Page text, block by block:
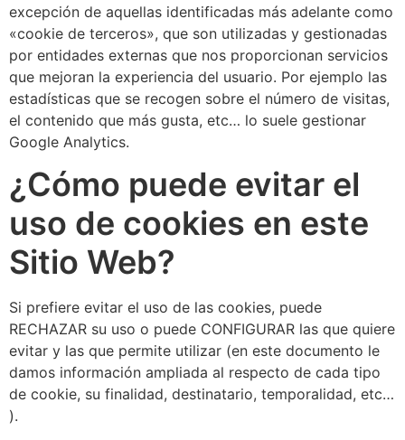
excepción de aquellas identificadas más adelante como
«cookie de terceros», que son utilizadas y gestionadas
por entidades externas que nos proporcionan servicios
que mejoran la experiencia del usuario. Por ejemplo las
estadísticas que se recogen sobre el número de visitas,
el contenido que más gusta, etc… lo suele gestionar
Google Analytics.
¿Cómo puede evitar el
uso de cookies en este
Sitio Web?
Si prefiere evitar el uso de las cookies, puede
RECHAZAR su uso o puede CONFIGURAR las que quiere
evitar y las que permite utilizar (en este documento le
damos información ampliada al respecto de cada tipo
de cookie, su finalidad, destinatario, temporalidad, etc…
).